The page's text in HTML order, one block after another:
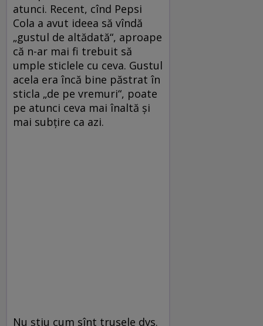
atunci. Recent, cînd Pepsi
Cola a avut ideea să vîndă
„gustul de altădată“, aproape
că n-ar mai fi trebuit să
umple sticlele cu ceva. Gustul
acela era încă bine păstrat în
sticla „de pe vremuri“, poate
pe atunci ceva mai înaltă şi
mai subţire ca azi.
Nu ştiu cum sînt trusele dvs.